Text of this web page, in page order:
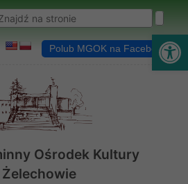
w serwisie
Polub MGOK na Facebooku
Ośrodek Kultury